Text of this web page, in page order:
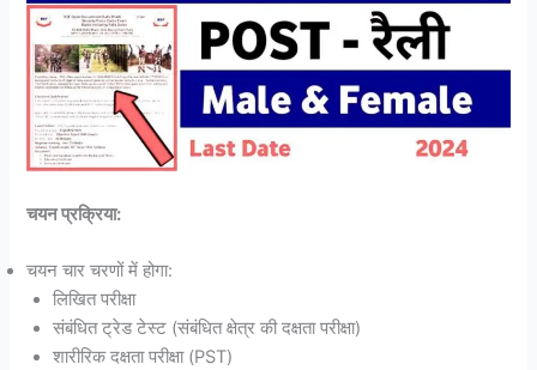
चयन प्रक्रिया:
चयन चार चरणों में होगा:
लिखित परीक्षा
संबंधित ट्रेड टेस्ट (संबंधित क्षेत्र की दक्षता परीक्षा)
शारीरिक दक्षता परीक्षा (PST)